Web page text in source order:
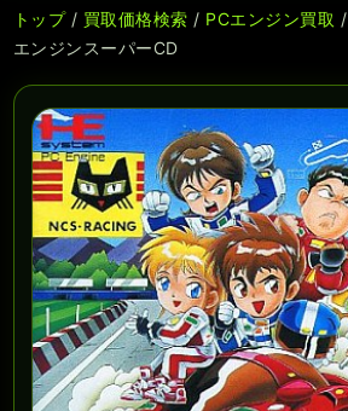
トップ/ 買取価格検索 / PCエンジン買取
エンジンスーパーCD